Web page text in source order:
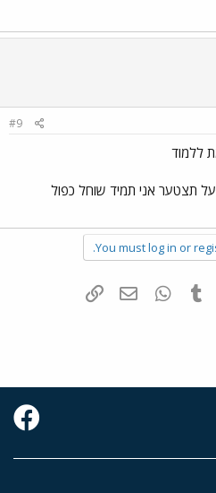
#9
ללמוד
תצטער אני תמיד שוחל כפול
You must log in or
Pinterest
Tumblr
WhatsAppדואר אלקטרוני